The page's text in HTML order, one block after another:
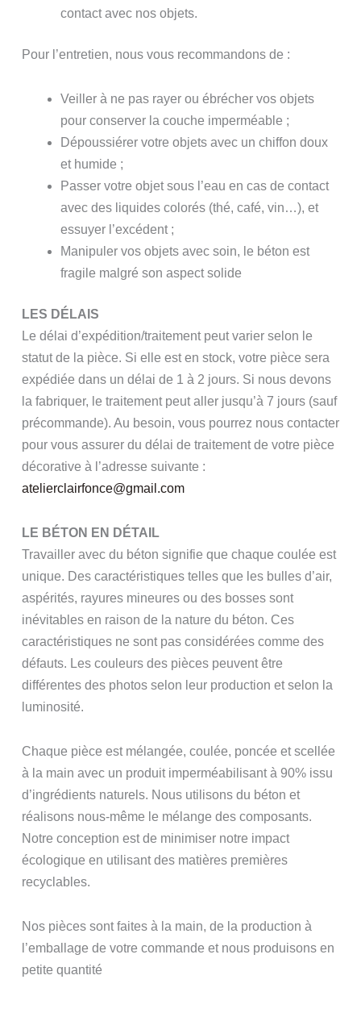
contact avec nos objets.
Pour l’entretien, nous vous recommandons de :
Veiller à ne pas rayer ou ébrécher vos objets
pour conserver la couche imperméable ;
Dépoussiérer votre objets avec un chiffon doux
et humide ;
Passer votre objet sous l’eau en cas de contact
avec des liquides colorés (thé, café, vin…), et
essuyer l’excédent ;
Manipuler vos objets avec soin, le béton est
fragile malgré son aspect solide
LES DÉLAIS
Le délai d’expédition/traitement peut varier selon le
statut de la pièce. Si elle est en stock, votre pièce sera
expédiée dans un délai de 1 à 2 jours. Si nous devons
la fabriquer, le traitement peut aller jusqu’à 7 jours (sauf
précommande). Au besoin, vous pourrez nous contacter
pour vous assurer du délai de traitement de votre pièce
décorative à l’adresse suivante :
atelierclairfonce@gmail.com
LE BÉTON EN DÉTAIL
Travailler avec du béton signifie que chaque coulée est
unique. Des caractéristiques telles que les bulles d’air,
aspérités, rayures mineures ou des bosses sont
inévitables en raison de la nature du béton. Ces
caractéristiques ne sont pas considérées comme des
défauts. Les couleurs des pièces peuvent être
différentes des photos selon leur production et selon la
luminosité.
Chaque pièce est mélangée, coulée, poncée et scellée
à la main avec un produit imperméabilisant à 90% issu
d’ingrédients naturels. Nous utilisons du béton et
réalisons nous-même le mélange des composants.
Notre conception est de minimiser notre impact
écologique en utilisant des matières premières
recyclables.
Nos pièces sont faites à la main, de la production à
l’emballage de votre commande et nous produisons en
petite quantité